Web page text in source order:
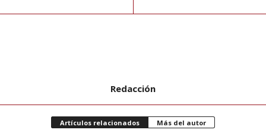
Redacción
Artículos relacionados Más del autor